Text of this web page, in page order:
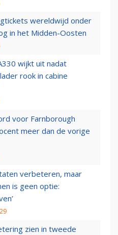
wereldwijd onder
in het Midden-Oosten
wijkt uit nadat
rook in cabine
voor Farnborough
meer dan de vorige
verbeteren, maar
is geen optie:
zien in tweede